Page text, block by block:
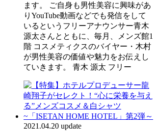
ます。 ご自身も男性美容に興味があ
りYouTube動画などでも発信をして
いるというフリーアナウンサー青木
源太さんとともに、毎月、メンズ館1
階 コスメティクスのバイヤー・木村
が男性美容の価値や魅力をお伝えし
ていきます。 青木 源太 フリー
2021.04.20 update